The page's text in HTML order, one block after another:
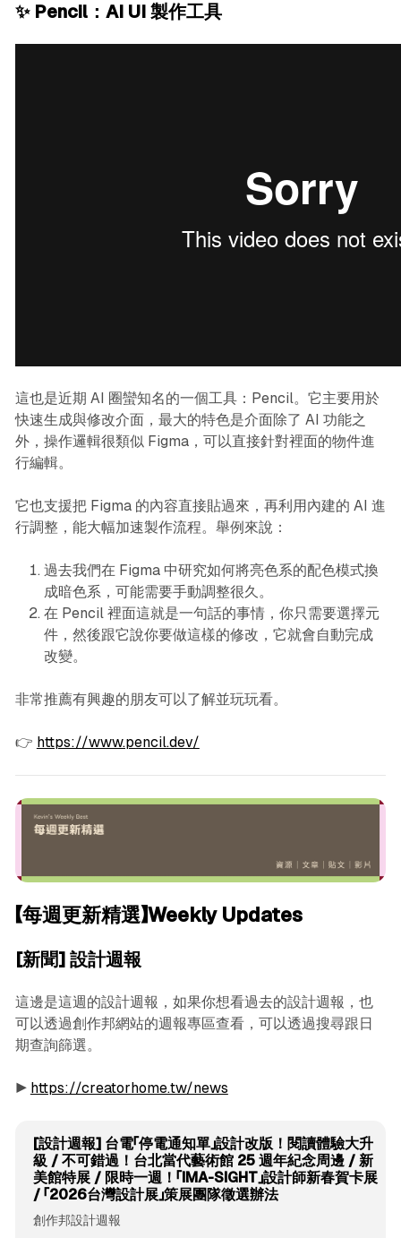
✨ Pencil：AI UI 製作工具
這也是近期 AI 圈蠻知名的一個工具：Pencil。它主要用於
快速生成與修改介面，最大的特色是介面除了 AI 功能之
外，操作邏輯很類似 Figma，可以直接針對裡面的物件進
行編輯。
它也支援把 Figma 的內容直接貼過來，再利用內建的 AI 進
行調整，能大幅加速製作流程。舉例來說：
過去我們在 Figma 中研究如何將亮色系的配色模式換
成暗色系，可能需要手動調整很久。
在 Pencil 裡面這就是一句話的事情，你只需要選擇元
件，然後跟它說你要做這樣的修改，它就會自動完成
改變。
非常推薦有興趣的朋友可以了解並玩玩看。
👉 https://www.pencil.dev/
【每週更新精選】Weekly Updates
[新聞] 設計週報
這邊是這週的設計週報，如果你想看過去的設計週報，也
可以透過創作邦網站的週報專區查看，可以透過搜尋跟日
期查詢篩選。
▶︎ https://creatorhome.tw/news
[設計週報] 台電「停電通知單」設計改版！閱讀體驗大升
級 / 不可錯過！台北當代藝術館 25 週年紀念周邊 / 新
美館特展 / 限時一週！「IMA-SIGHT」設計師新春賀卡展
/ 「2026台灣設計展」策展團隊徵選辦法
創作邦設計週報